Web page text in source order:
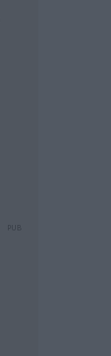
PUB